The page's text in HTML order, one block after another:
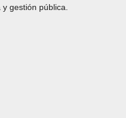
gestión pública.